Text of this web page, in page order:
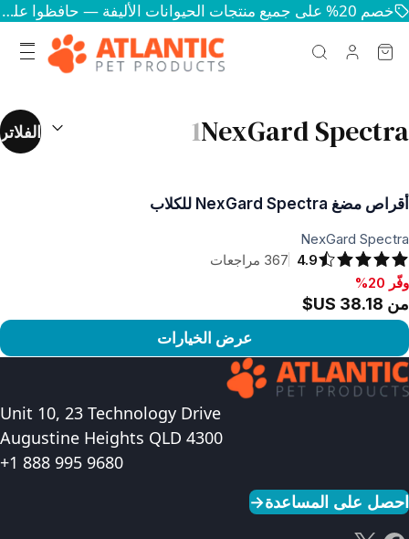
خصم 20% على جميع منتجات الحيوانات الأليفة — حافظوا على سعادة وصحة حيواناتكم
NexGard Spectra
1 نتائج البحث
الفلاتر
أقراص مضغ NexGard Spectra للكلاب
NexGard Spectra
4.9
367 مراجعات
وفّر 20%, من ‏38.18 US$
وفّر 20%
من ‏38.18 US$
عرض الخيارات
عرض المنتج
Unit 10, 23 Technology Drive
Augustine Heights QLD 4300
+1 888 995 9680
احصل على المساعدة→